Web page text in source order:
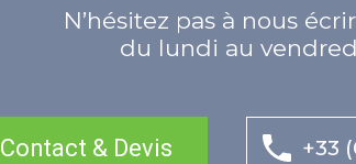
N’hésitez pas à nous
du lundi au
Contact & Devis +33